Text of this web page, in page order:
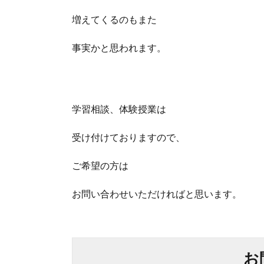
増えてくるのもまた
事実かと思われます。
学習相談、体験授業は
受け付けておりますので、
ご希望の方は
お問い合わせいただければと思います。
お